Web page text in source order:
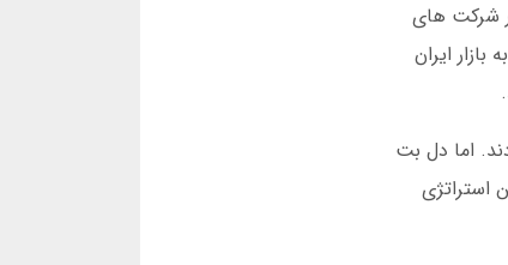
در شرکت های
ایران
اما دل بت
می کردند. این استراتژی